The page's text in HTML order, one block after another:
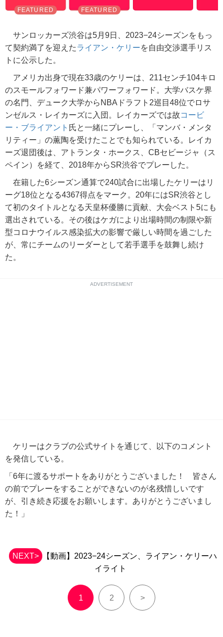
サンロッカーズ渋谷は5月9日、2023−24シーズンをもっ
て契約満了を迎えたライアン・ケリーを自由交渉選手リス
トに公示した。
アメリカ出身で現在33歳のケリーは、211センチ104キロ
のスモールフォワード兼パワーフォワード。大学バスケ界
の名門、デューク大学からNBAドラフト2巡目48位でロサ
ンゼルス・レイカーズに入団。レイカーズでは故コービ
ー・ブライアント 氏と一緒にプレーし、「マンバ・メンタ
リティー」の薫陶を受けたことでも知られている。レイカ
ーズ退団後は、アトランタ・ホークス、CBセビージャ（ス
ペイン）を経て、2018年からSR渋谷でプレーした。
在籍した6シーズン通算で240試合に出場したケリーはリ
ーグ18位となる4367得点をマーク。20年にはSR渋谷とし
て初のタイトルとなる天皇杯優勝に貢献、大会ベスト5にも
選出されている。その後はケガにより出場時間の制限や新
型コロナウイルス感染拡大の影響で厳しい時間を過ごした
が、常にチームのリーダーとして若手選手を鼓舞し続け
た。
ADVERTISEMENT
ケリーはクラブの公式サイトを通じて、以下のコメント
を発信している。
「6年に渡るサポートをありがとうございました！ 皆さん
の前でプレーをすることができないのが名残惜しいです
が、引き続き応援をお願いします。ありがとうございまし
た！」
NEXT> 【動画】2023−24シーズン、ライアン・ケリーハ
イライト
1 2 >